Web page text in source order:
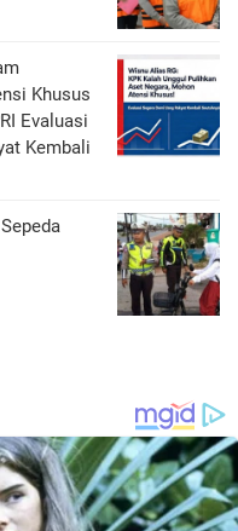
Khusus
Evaluasi
Kembali